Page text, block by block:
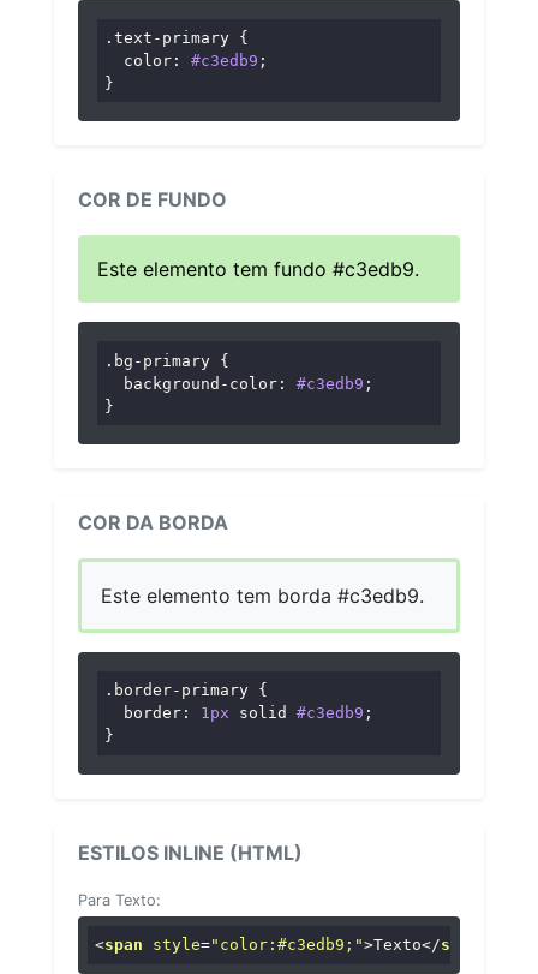
.text-primary {
color : #c3edb9 ;
}
COR DE FUNDO
Este elemento tem fundo #c3edb9.
.bg-primary {
background-color : #c3edb9 ;
}
COR DA BORDA
Este elemento tem borda #c3edb9.
.border-primary {
border : 1px solid #c3edb9 ;
}
ESTILOS INLINE (HTML)
Para Texto:
<span style="color:#c3edb9;">Texto</span